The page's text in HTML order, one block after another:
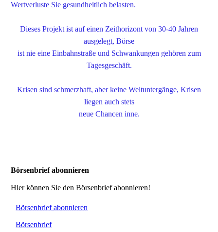
Wertverluste Sie gesundheitlich belasten.
Dieses Projekt ist auf einen Zeithorizont von 30-40 Jahren
ausgelegt, Börse
ist nie eine Einbahnstraße und Schwankungen gehören zum
Tagesgeschäft.
Krisen sind schmerzhaft, aber keine Weltuntergänge, Krisen
liegen auch stets
neue Chancen inne.
Börsenbrief abonnieren
Hier können Sie den Börsenbrief abonnieren!
Börsenbrief abonnieren
Börsenbrief